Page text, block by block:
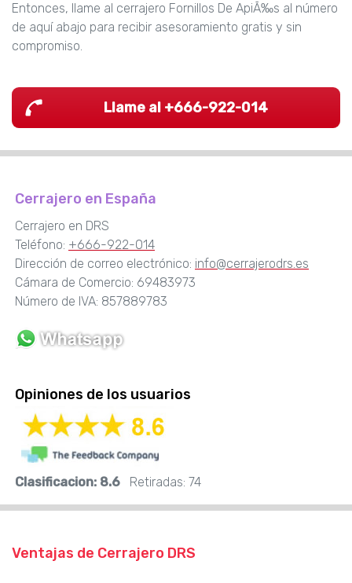
Entonces, llame al cerrajero Fornillos De ApiÃ‰s al número
de aquí abajo para recibir asesoramiento gratis y sin
compromiso.
Llame al +666-922-014
Cerrajero en España
Cerrajero en DRS
Teléfono: +666-922-014
Dirección de correo electrónico: info@cerrajerodrs.es
Cámara de Comercio: 69483973
Número de IVA: 857889783
Opiniones de los usuarios
Clasificacion: 8.6 Retiradas: 74
Ventajas de Cerrajero DRS